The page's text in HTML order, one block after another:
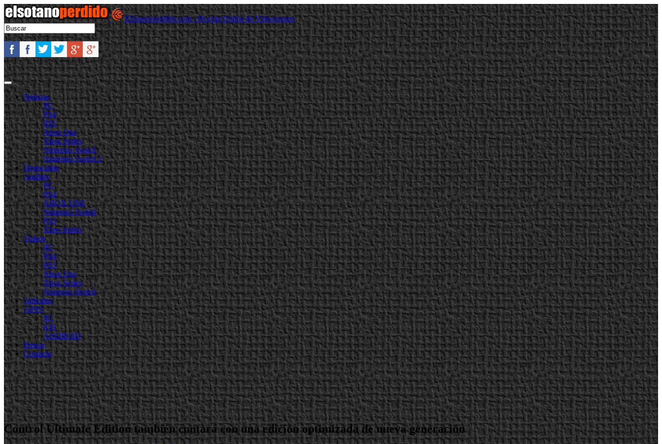
Elsotanoperdido.com - Revista Online de Videojuegos
Noticias
PC
PS4
PS5
Xbox One
Xbox Series
Nintendo Switch
Nintendo Switch 2
Destacadas
Análisis
PC
PS4
XBOX ONE
Nintendo Switch
PS5
Xbox Series
Videos
PC
PS4
PS5
Xbox One
Xbox Series
Nintendo Switch
Artículos
APPS
PC
iOS
ANDROID
Prensa
Contacto
Control Ultimate Edition también contará con una edición optimizada de nueva generación